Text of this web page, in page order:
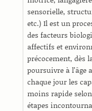
sensorielle,
etc.) Il est un
des facteurs
affectifs et
précocement, dès
poursuivre à
chaque jour les
moins rapide
étapes